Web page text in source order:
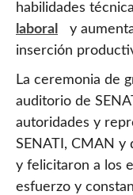
habilidades
laboral
y
inserción
La ceremonia de
auditorio de
autoridades y
SENATI, CMAN y
y felicitaron a los
esfuerzo y